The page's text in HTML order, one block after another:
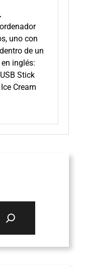
uno con
de un
inglés:
Stick
Cream